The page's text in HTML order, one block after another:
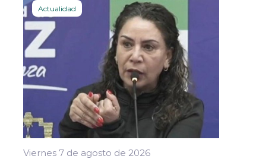
Actualidad
Viernes 7 de agosto de 2026